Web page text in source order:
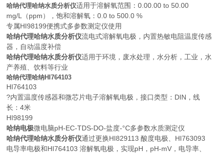
哈纳代理哈纳水质分析仪适用于溶解氧范围：0.00.00 to 50.00
mg/L（ppm），饱和溶解氧：0.0 to 500.0 %
专属HI98199便携式多参数测定仪使用
哈纳代理哈纳水质分析仪流电式溶解氧电极，内置热敏电阻温度传感
器，自动温度补偿
哈纳代理哈纳水质分析仪适用于环境，废水处理，水分析，工业，水
产养殖、饮料等行业
哈纳代理哈纳HI764103
HI764103
?内置温度传感器和微芯片电子溶解氧电极，接口类型：DIN，线
长：4米
HI98199
哈纳电极微电脑pH-EC-TDS-DO-盐度-°C多参数水质测定仪
哈纳代理哈纳水质分析仪通过更换HI829113 酸度电极、HI763093
电导率电极和HI764103 溶解氧电极，实现pH，pH-mV，电导率、